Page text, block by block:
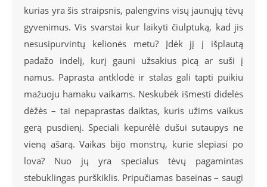
kurias yra šis straipsnis, palengvins visų jaunųjų tėvų
gyvenimus. Vis svarstai kur laikyti čiulptuką, kad jis
nesusipurvintų kelionės metu? Įdėk jį į išplautą
padažo indelį, kurį gauni užsakius picą ar suši į
namus. Paprasta antklodė ir stalas gali tapti puikiu
mažuoju hamaku vaikams. Neskubėk išmesti didelės
dėžės – tai nepaprastas daiktas, kuris užims vaikus
gerą pusdienį. Speciali kepurėlė dušui sutaupys ne
vieną ašarą. Vaikas bijo monstrų, kurie slepiasi po
lova? Nuo jų yra specialus tėvų pagamintas
stebuklingas purškiklis. Pripučiamas baseinas – saugi